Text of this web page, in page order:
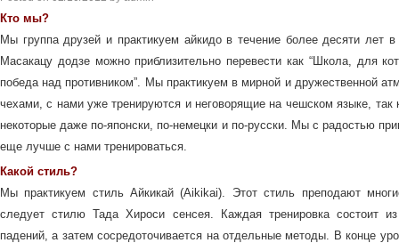
Кто мы?
Мы группа друзей и практикуем айкидо в течение более десяти
Масакацу додзе можно приблизительно перевести как “Школа, для
победа над противником”. Мы практикуем в мирной и дружественной
чехами, с нами уже тренируются и неговорящие на чешском языке, так
некоторые даже по-японски, по-немецки и по-русски. Мы с радостью
еще лучше с нами тренироваться.
Какой стиль?
Мы практикуем стиль Айкикай (Aikikai). Этот стиль преподают
следует стилю Тада Хироси сенсея. Каждая тренировка состоит
падений, а затем сосредоточивается на отдельные методы. В конце